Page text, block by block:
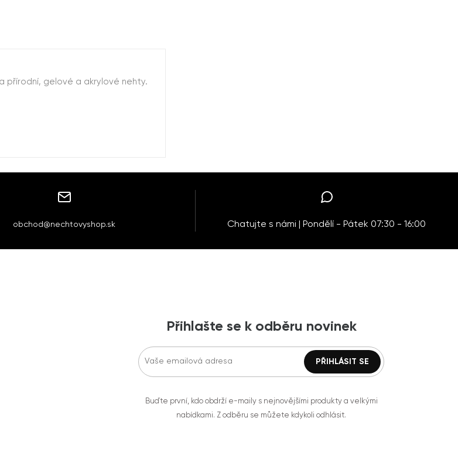
přírodní, gelové a akrylové nehty.
obchod@nechtovyshop.sk Chatujte s námi | Pondělí - Pátek 07:30 - 16:00
Přihlašte se k odběru novinek
Buďte první, kdo obdrží e-maily s nejnovějšími produkty a velkými
nabídkami. Z odběru se můžete kdykoli odhlásit.